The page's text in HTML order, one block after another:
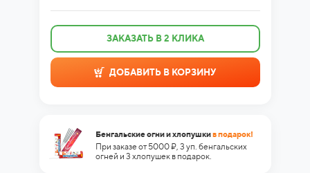
ЗАКАЗАТЬ В 2 КЛИКА
ДОБАВИТЬ В КОРЗИНУ
Бенгальские огни и хлопушкив подарок!
При заказе от 5000 ₽, 3 уп. бенгальских
огней и 3 хлопушек в подарок.